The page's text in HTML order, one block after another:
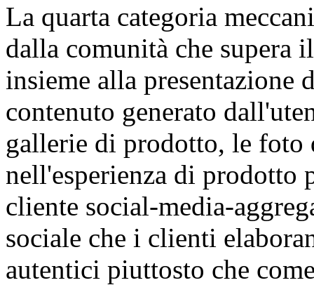
La quarta categoria
dalla comunità che supera
insieme alla presentazione
contenuto generato
gallerie di prodotto, le foto
nell'esperienza di prodotto
cliente social-media-
sociale che i clienti
autentici piuttosto che